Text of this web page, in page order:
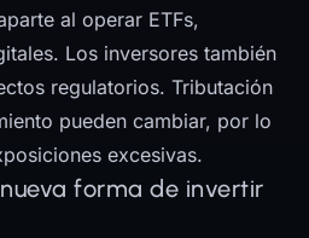
al operar ETFs,
Los inversores también
regulatorios. Tributación
pueden cambiar, por lo
excesivas.
forma de invertir